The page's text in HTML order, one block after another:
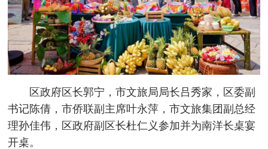
区政府区长郭宁，市文旅局局长吕秀家，区委副
书记陈倩，市侨联副主席叶永萍，市文旅集团副总经
理孙佳伟，区政府副区长杜仁义参加并为南洋长桌宴
开桌。